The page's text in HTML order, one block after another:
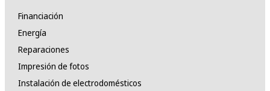
Financiación
Energía
Reparaciones
Impresión de fotos
Instalación de electrodomésticos